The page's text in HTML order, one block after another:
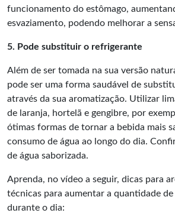
funcionamento do estômago,
esvaziamento, podendo melhorar a
5. Pode substituir o refrigerante
Além de ser tomada na sua versão
pode ser uma forma saudável de
através da sua aromatização. Utilizar
de laranja, hortelã e gengibre, por
ótimas formas de tornar a bebida mais
consumo de água ao longo do dia.
de água saborizada.
Aprenda, no vídeo a seguir, dicas para
técnicas para aumentar a quantidade de
durante o dia: